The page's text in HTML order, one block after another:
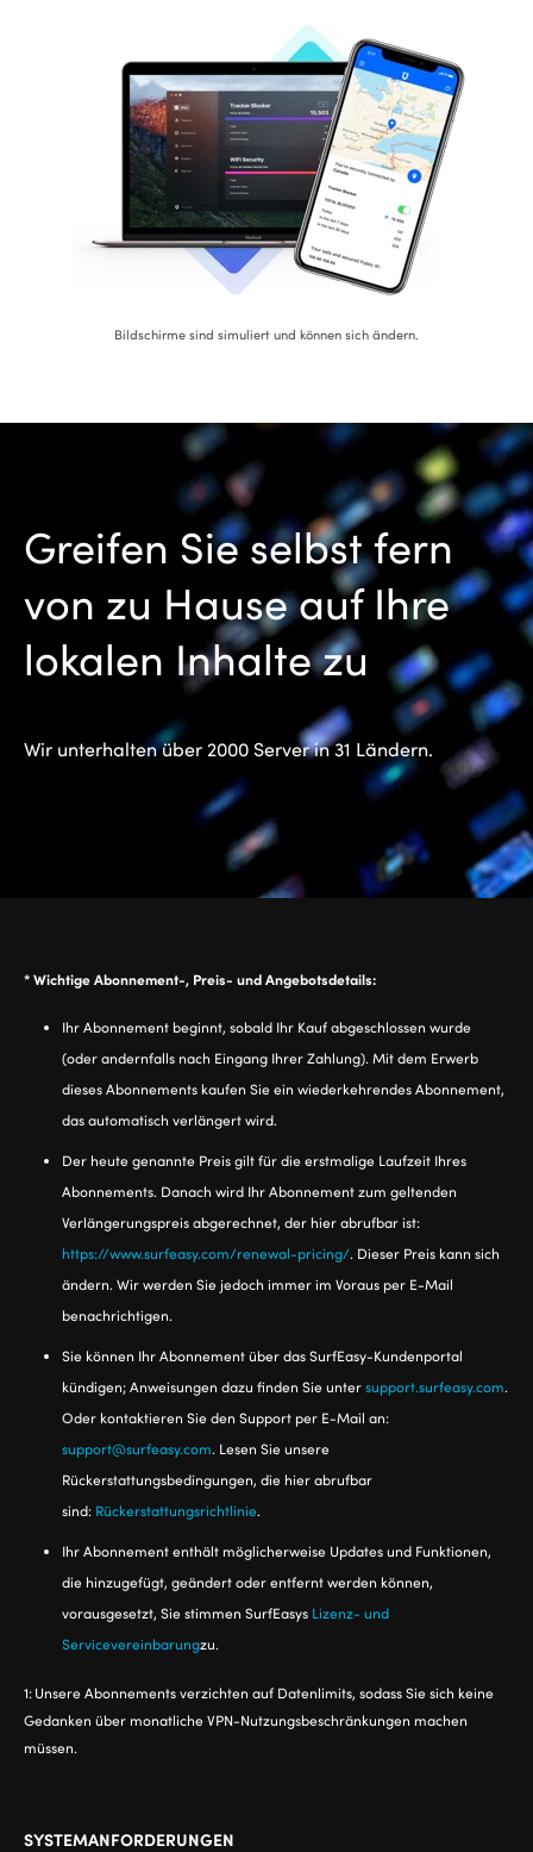
Bildschirme sind simuliert und können sich ändern.
Greifen Sie selbst fern
von zu Hause auf Ihre
lokalen Inhalte zu
Wir unterhalten über 2000 Server in 31 Ländern.
* Wichtige Abonnement-, Preis- und Angebotsdetails:
Ihr Abonnement beginnt, sobald Ihr Kauf abgeschlossen wurde
(oder andernfalls nach Eingang Ihrer Zahlung). Mit dem Erwerb
dieses Abonnements kaufen Sie ein wiederkehrendes Abonnement,
das automatisch verlängert wird.
Der heute genannte Preis gilt für die erstmalige Laufzeit Ihres
Abonnements. Danach wird Ihr Abonnement zum geltenden
Verlängerungspreis abgerechnet, der hier abrufbar ist:
https://www.surfeasy.com/renewal-pricing/. Dieser Preis kann sich
ändern. Wir werden Sie jedoch immer im Voraus per E-Mail
benachrichtigen.
Sie können Ihr Abonnement über das SurfEasy-Kundenportal
kündigen; Anweisungen dazu finden Sie untersupport.surfeasy.com.
Oder kontaktieren Sie den Support per E-Mail an:
support@surfeasy.com. Lesen Sie unsere
Rückerstattungsbedingungen, die hier abrufbar
sind: Rückerstattungsrichtlinie.
Ihr Abonnement enthält möglicherweise Updates und Funktionen,
die hinzugefügt, geändert oder entfernt werden können,
vorausgesetzt, Sie stimmen SurfEasys Lizenz- und
Servicevereinbarungzu.
1:Unsere Abonnements verzichten auf Datenlimits, sodass Sie sich keine
Gedanken über monatliche VPN-Nutzungsbeschränkungen machen
müssen.
SYSTEMANFORDERUNGEN